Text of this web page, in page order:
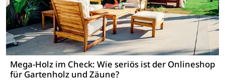
Mega-Holz im Check: Wie seriös ist der Onlineshop
für Gartenholz und Zäune?